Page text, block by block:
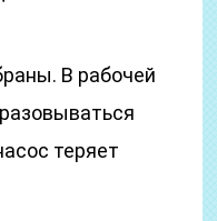
В рабочей
теряет